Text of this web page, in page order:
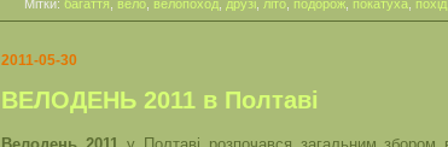
Мітки: багаття вело, велопоход, друзі, літо, подорож, покатуха похід,
2011-05-30
ВЕЛОДЕНЬ 2011 в Полтаві